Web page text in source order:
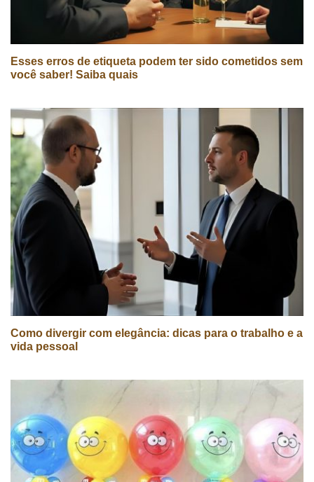
Esses erros de etiqueta podem ter sido cometidos sem
você saber! Saiba quais
Como divergir com elegância: dicas para o trabalho e a
vida pessoal